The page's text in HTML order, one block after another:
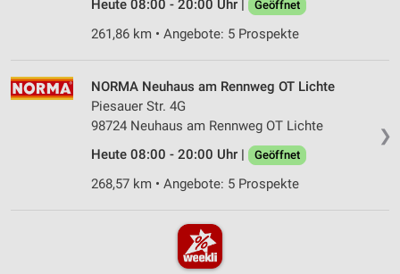
Heute 08:00 - 20:00 Uhr |
Geöffnet
261,86 km • Angebote: 5 Prospekte
❯
NORMA Neuhaus am Rennweg OT Lichte
Piesauer Str. 4G
98724 Neuhaus am Rennweg OT Lichte
Heute 08:00 - 20:00 Uhr |
Geöffnet
268,57 km • Angebote: 5 Prospekte